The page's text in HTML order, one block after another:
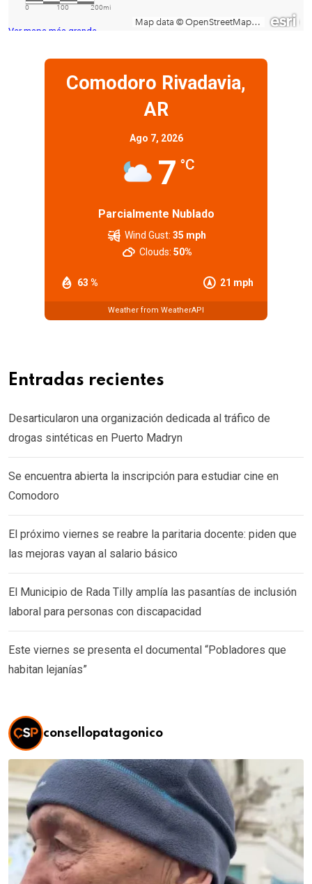
Ver mapa más grande
Comodoro Rivadavia,
AR
Ago 7, 2026
7 °C
Parcialmente Nublado
63 % 21 mph
Wind Gust: 35 mph
Clouds: 50%
Weather from WeatherAPI
Entradas recientes
Desarticularon una organización dedicada al tráfico de
drogas sintéticas en Puerto Madryn
Se encuentra abierta la inscripción para estudiar cine en
Comodoro
El próximo viernes se reabre la paritaria docente: piden que
las mejoras vayan al salario básico
El Municipio de Rada Tilly amplía las pasantías de inclusión
laboral para personas con discapacidad
Este viernes se presenta el documental “Pobladores que
habitan lejanías”
consellopatagonico